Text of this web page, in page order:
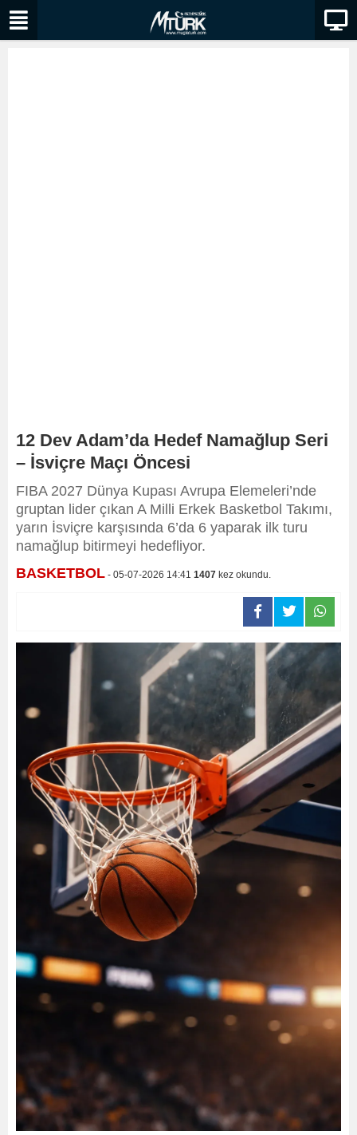
12 Dev Adam’da Hedef Namağlup Seri
– İsviçre Maçı Öncesi
FIBA 2027 Dünya Kupası Avrupa Elemeleri’nde
gruptan lider çıkan A Milli Erkek Basketbol Takımı,
yarın İsviçre karşısında 6’da 6 yaparak ilk turu
namağlup bitirmeyi hedefliyor.
BASKETBOL - 05-07-2026 14:41 1407 kez okundu.